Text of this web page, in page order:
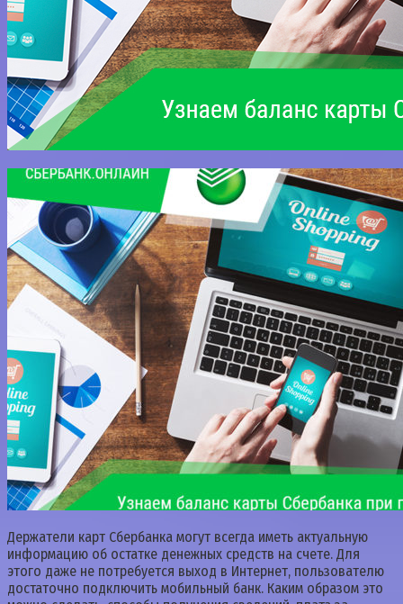
Держатели карт Сбербанка могут всегда иметь актуальную
информацию об остатке денежных средств на счете. Для
этого даже не потребуется выход в Интернет, пользователю
достаточно подключить мобильный банк. Каким образом это